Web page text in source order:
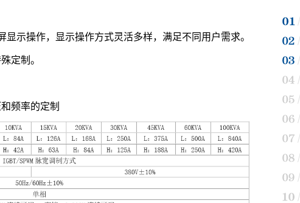
示操作，显示操作方式灵活多样，满足不同用户需求。
定制。
频率的定制